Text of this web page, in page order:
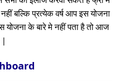
बल्कि प्रत्येक वर्ष आप इस योजना
के बारे मे नहीं पता है तो आज
|